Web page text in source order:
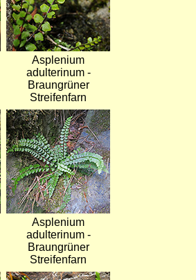
Asplenium
adulterinum -
Braungrüner
Streifenfarn
Bild
Asplenium
adulterinum -
Braungrüner
Streifenfarn
Bild